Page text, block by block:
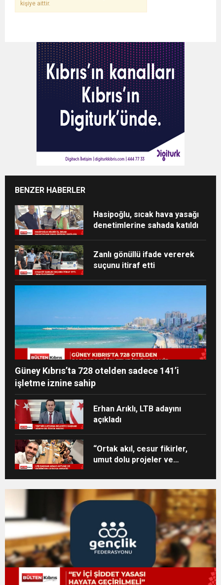
kişiye aittir.
BENZER HABERLER
Hasipoğlu, sıcak hava yasağı
denetimlerine sahada katıldı
Zanlı gönüllü ifade vererek
suçunu itiraf etti
Güney Kıbrıs’ta 728 otelden sadece 141’i
işletme iznine sahip
Erhan Arıklı, LTB adayını
açıkladı
“Ortak akıl, cesur fikirler,
umut dolu projeler ve